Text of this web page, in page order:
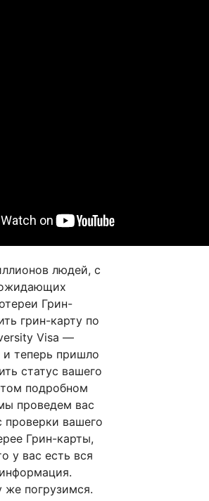
людей, с
Грин-
грин-карту по
Visa —
и теперь пришло
статус вашего
подробном
проведем вас
проверки вашего
Грин-карты,
у вас есть вся
же погрузимся.